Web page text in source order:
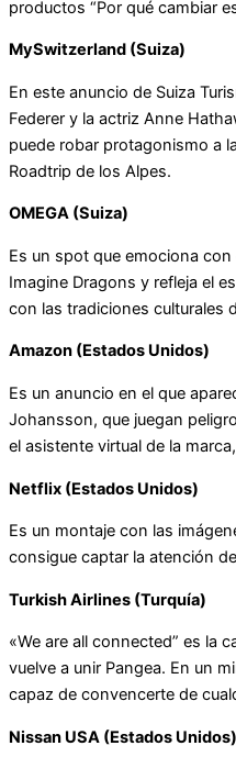
productos “Por qué cambiar
MySwitzerland (Suiza)
En este anuncio de Suiza
Federer y la actriz Anne
puede robar protagonismo a
Roadtrip de los Alpes.
OMEGA (Suiza)
Es un spot que emociona con
Imagine Dragons y refleja el
con las tradiciones culturales
Amazon (Estados Unidos)
Es un anuncio en el que
Johansson, que juegan
el asistente virtual de la
Netflix (Estados Unidos)
Es un montaje con las
consigue captar la atención
Turkish Airlines (Turquía)
«We are all connected” es la
vuelve a unir Pangea. En un
capaz de convencerte de
Nissan USA (Estados Unidos)